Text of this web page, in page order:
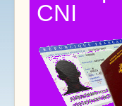
contribuent aussi à
De nombreuses
sportives pour
humaines.
Les élus mettent
qu'il évolue en
Boissy s’est
CNI